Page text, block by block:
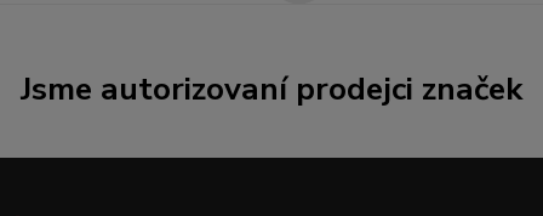
Jsme autorizovaní prodejci značek